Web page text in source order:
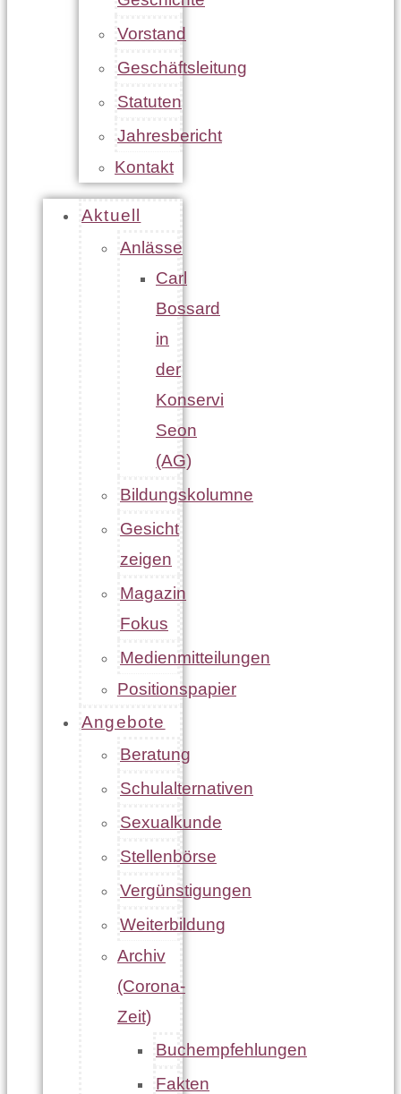
Vorstand
Geschäftsleitung
Statuten
Jahresbericht
Kontakt
Aktuell
Anlässe
Carl
Bossard
in
der
Konservi
Seon
(AG)
Bildungskolumne
Gesicht
zeigen
Magazin
Fokus
Medienmitteilungen
Positionspapier
Angebote
Beratung
Schulalternativen
Sexualkunde
Stellenbörse
Vergünstigungen
Weiterbildung
Archiv
(Corona-
Zeit)
Buchempfehlungen
Fakten